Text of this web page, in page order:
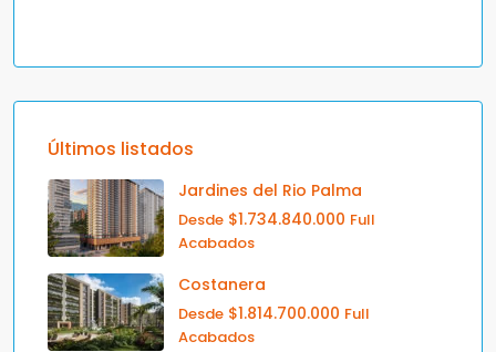
Últimos listados
Jardines del Rio Palma
Desde $1.734.840.000 Full
Acabados
Costanera
Desde $1.814.700.000 Full
Acabados